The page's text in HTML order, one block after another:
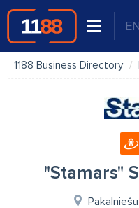
EN
1188 Business Directory
"Stamars"